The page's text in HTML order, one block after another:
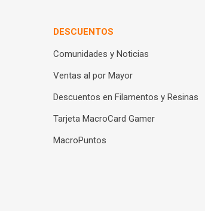
DESCUENTOS
Comunidades y Noticias
Ventas al por Mayor
Descuentos en Filamentos y Resinas
Tarjeta MacroCard Gamer
MacroPuntos